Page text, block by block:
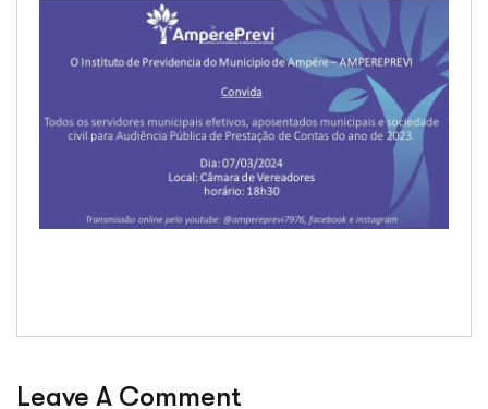
Leave A Comment